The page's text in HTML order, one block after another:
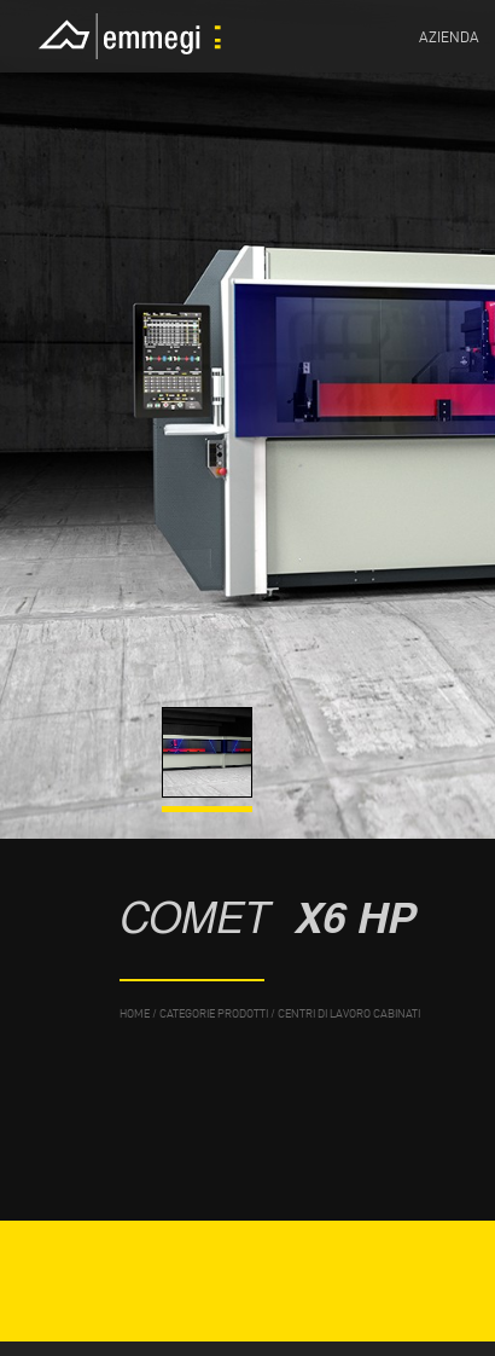
AZIENDA
COMET X6 HP
HOME /CATEGORIE PRODOTTI /CENTRI DI LAVORO CABINATI